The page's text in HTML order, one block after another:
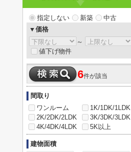
指定しない 新築
中古
▼価格
～
値下げ物件
6件が該当
間取り
ワンルーム
1K/1DK/1LDK
2K/2DK/2LDK
3K/3DK/3LDK
4K/4DK/4LDK
5K以上
建物面積